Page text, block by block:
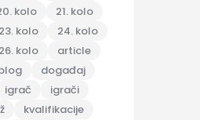
kolo
21. kolo
23. kolo
24. kolo
26. kolo
article
događaj
igrač
igrači
kvalifikacije